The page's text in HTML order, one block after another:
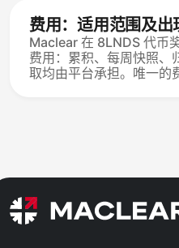
费用：适用范围及出
Maclear 在 8LNDS 代币
费用：累积、每周快照、
取均由平台承担。唯一的